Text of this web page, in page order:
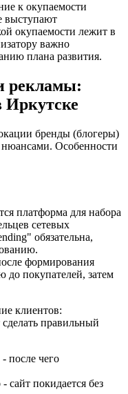
к окупаемости
выступают
окупаемости лежит в
важно
плана развития.
рекламы:
бренды (блогеры)
нюансами. Особенности
платформа для набора
сетевых
обязательна,
формирования
до покупателей, затем
клиентов:
правильный
после чего
сайт покидается без